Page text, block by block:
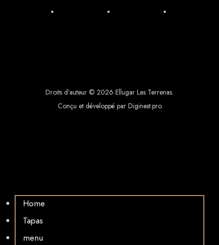
Droits d’auteur © 2026 Ellugar Las Terrenas.
Conçu et développé par Diginest.pro
Home
Tapas
menu